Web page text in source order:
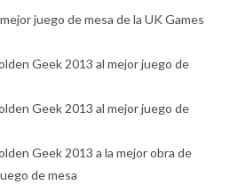
juego de mesa de la UK Games
Geek 2013 al mejor juego de
Geek 2013 al mejor juego de
Geek 2013 a la mejor obra de
de mesa